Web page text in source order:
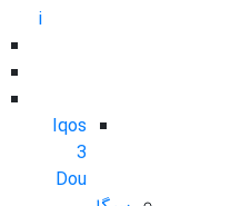
i
Iqos
3
Dou